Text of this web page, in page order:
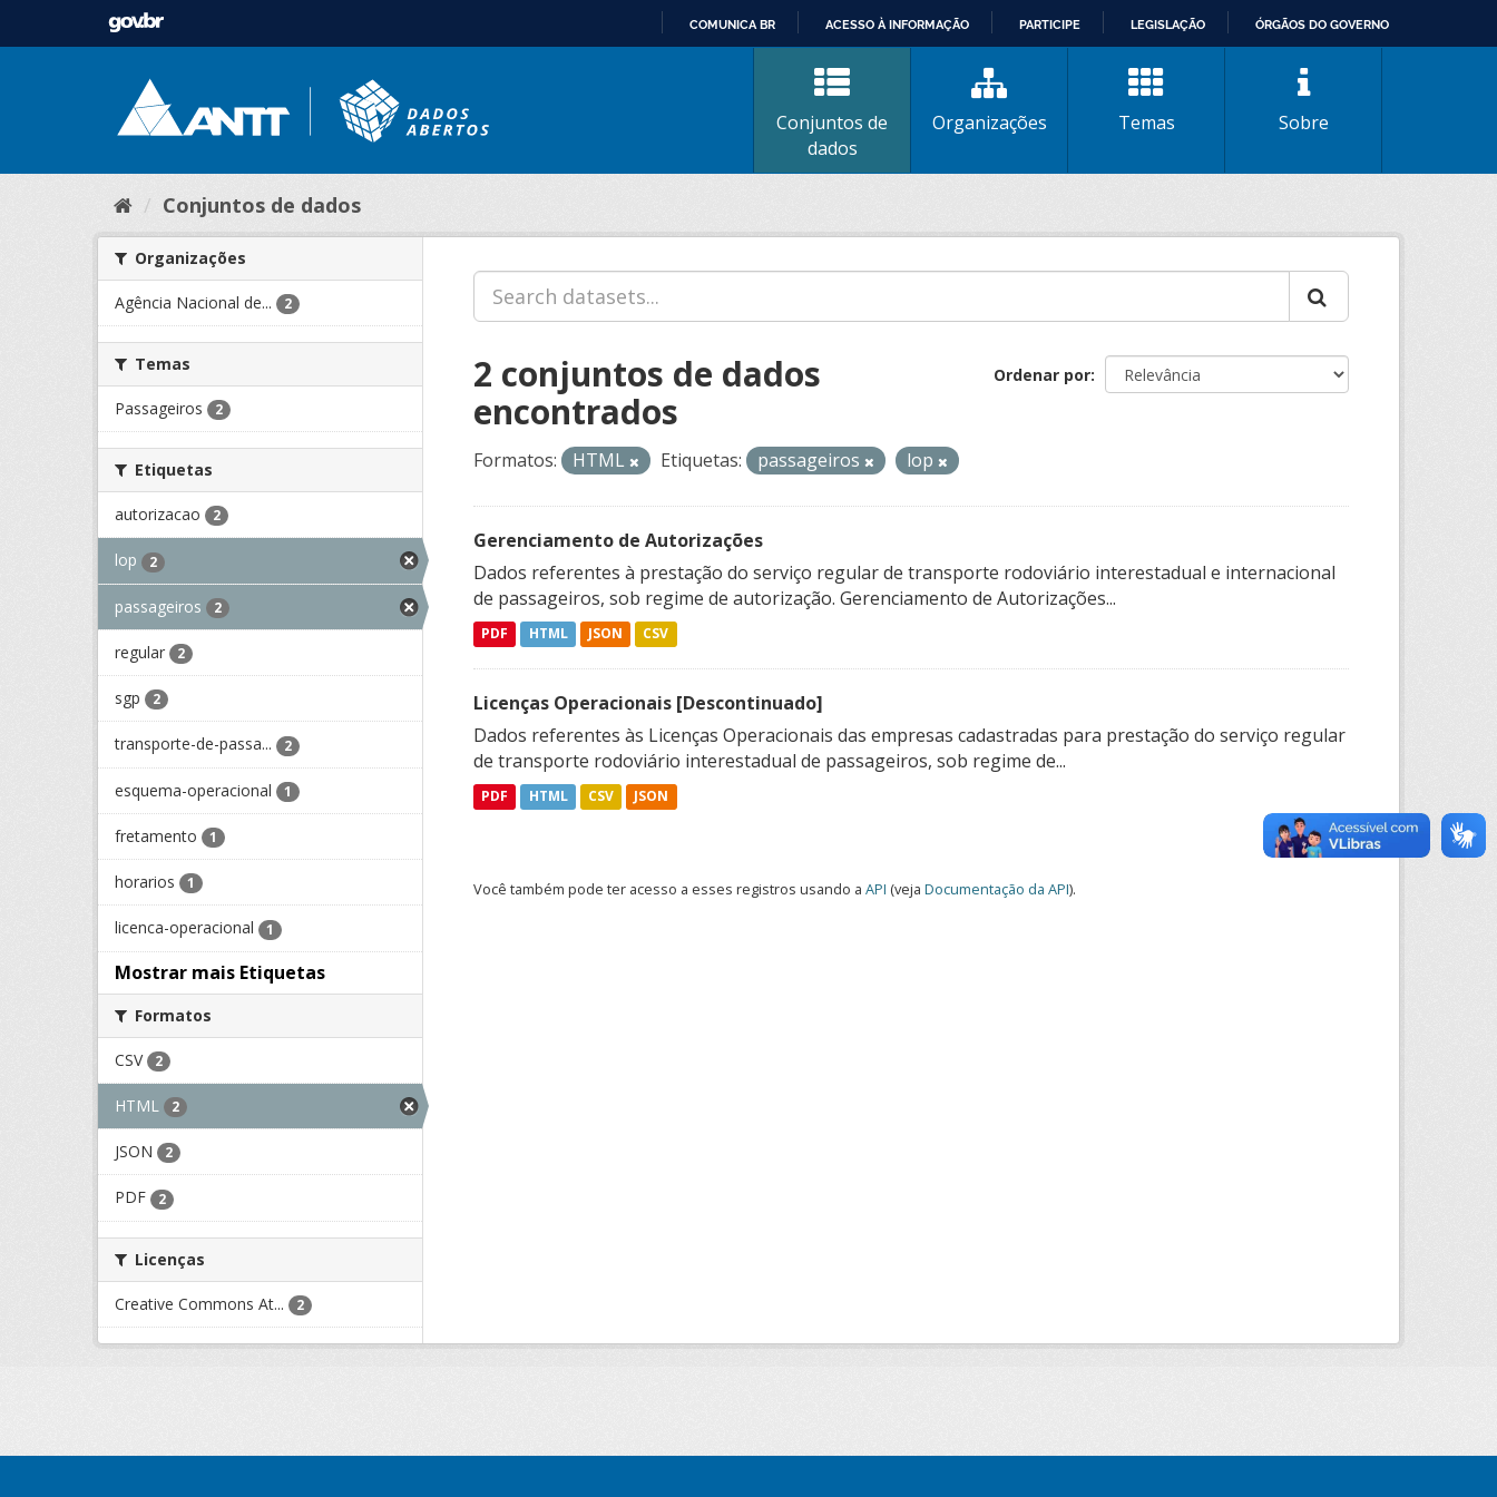
CONTEÚDO
COMUNICA BR ACESSO À INFORMAÇÃO PARTICIPE LEGISLAÇÃO ÓRGÃOS DO GOVERNO
Conjuntos de
dados
Organizações Temas Sobre
Conjuntos de dados
Organizações
Agência Nacional de... 2
Temas
Passageiros 2
Etiquetas
autorizacao 2
lop 2
passageiros 2
regular 2
sgp 2
transporte-de-passa... 2
esquema-operacional 1
fretamento 1
horarios 1
licenca-operacional 1
Mostrar mais Etiquetas
Formatos
CSV 2
HTML 2
JSON 2
PDF 2
Licenças
Creative Commons At... 2
Ordenar por
2 conjuntos de dados
encontrados
Formatos: HTML Etiquetas: passageiros lop
Gerenciamento de Autorizações
Dados referentes à prestação do serviço regular de transporte rodoviário interestadual e internacional
de passageiros, sob regime de autorização. Gerenciamento de Autorizações...
PDF HTML JSON CSV
Licenças Operacionais [Descontinuado]
Dados referentes às Licenças Operacionais das empresas cadastradas para prestação do serviço regular
de transporte rodoviário interestadual de passageiros, sob regime de...
PDF HTML CSV JSON
Você também pode ter acesso a esses registros usando a API (veja Documentação da API).